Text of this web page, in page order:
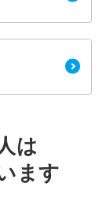
は
ます